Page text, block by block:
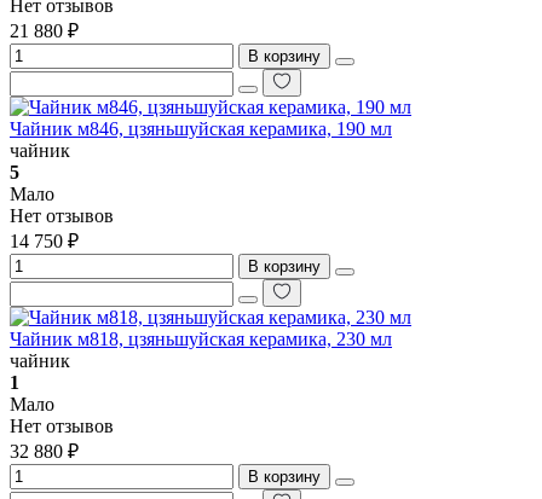
Нет отзывов
21 880 ₽
В корзину
Чайник м846, цзяньшуйская керамика, 190 мл
чайник
5
Мало
Нет отзывов
14 750 ₽
В корзину
Чайник м818, цзяньшуйская керамика, 230 мл
чайник
1
Мало
Нет отзывов
32 880 ₽
В корзину